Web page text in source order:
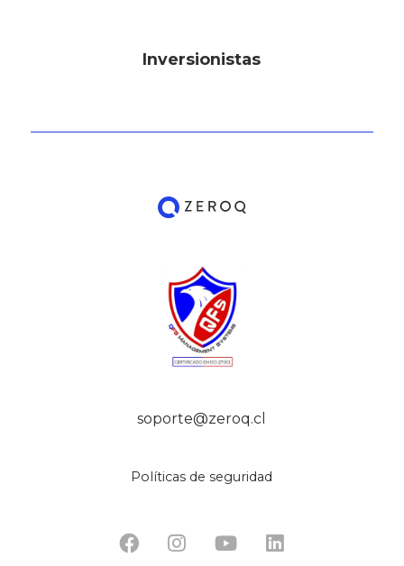
Inversionistas
soporte@zeroq.cl
Políticas de seguridad
   